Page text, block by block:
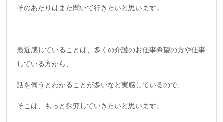
そのあたりはまた聞いて行きたいと思います。
最近感じていることは、多くの介護のお仕事希望の方や仕事
している方から、
話を伺うとわかることが多いなと実感しているので、
そこは、もっと探究していきたいと思います。